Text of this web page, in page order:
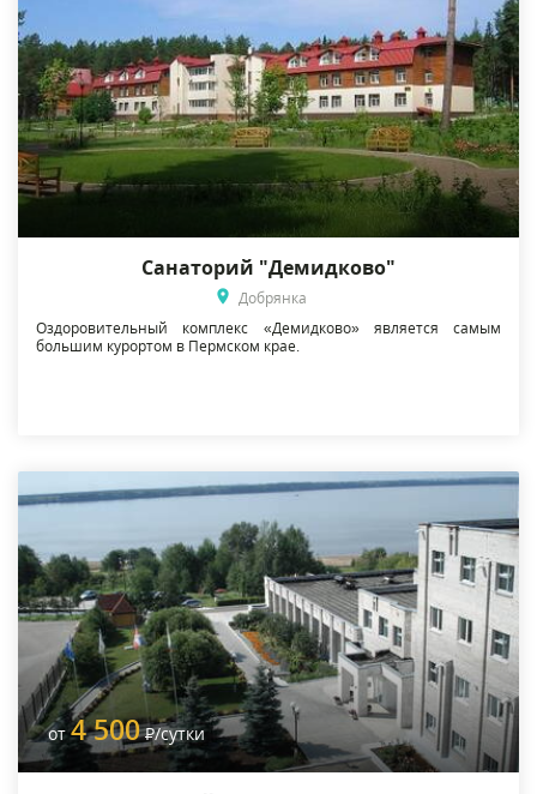
Санаторий "Демидково"
Добрянка
Оздоровительный комплекс «Демидково» является самым
большим курортом в Пермском крае.
от4 500 Р/сутки